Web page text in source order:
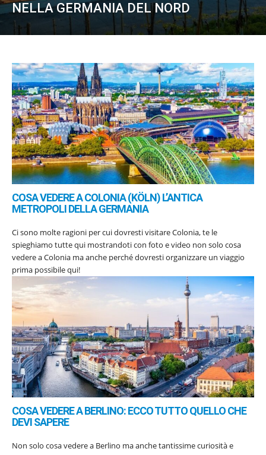
NELLA GERMANIA DEL NORD
COSA VEDERE A COLONIA (KÖLN) L’ANTICA
METROPOLI DELLA GERMANIA
Ci sono molte ragioni per cui dovresti visitare Colonia, te le
spieghiamo tutte qui mostrandoti con foto e video non solo cosa
vedere a Colonia ma anche perché dovresti organizzare un viaggio
prima possibile qui!
COSA VEDERE A BERLINO: ECCO TUTTO QUELLO CHE
DEVI SAPERE
Non solo cosa vedere a Berlino ma anche tantissime curiosità e